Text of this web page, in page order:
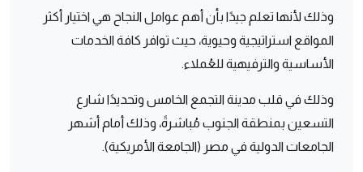
وذلك لأنها تعلم جيدًا بأن أهم عوامل النجاح هي اختيار أكثر
المواقع استراتيجية وحيوية، حيث توافر كافة الخدمات
الأساسية والترفيهية للعُملاء.
وذلك في قلب مدينة التجمع الخامس وتحديدًا شارع
التسعين بمنطقة الجنوب مُباشرةً، وذلك أمام أشهر
الجامعات الدولية في مصر (الجامعة الأمريكية).